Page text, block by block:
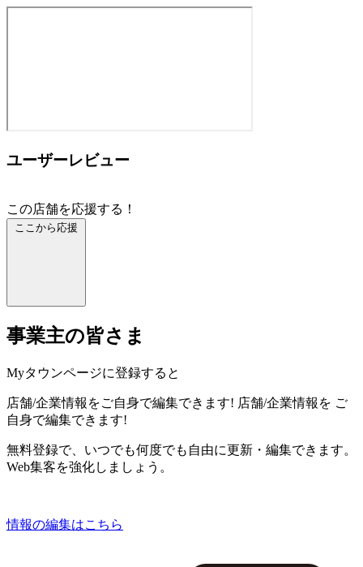
ユーザーレビュー
この店舗を応援する！
ここから応援
事業主の皆さま
Myタウンページに登録すると
店舗/企業情報をご自身で編集できます! 店舗/企業情報を ご
自身で編集できます!
無料登録で、いつでも何度でも自由に更新・編集できます。
Web集客を強化しましょう。
情報の編集はこちら